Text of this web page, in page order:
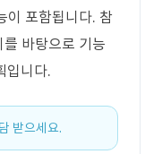
이 포함됩니다. 참
바탕으로 기능
입니다.
받으세요.